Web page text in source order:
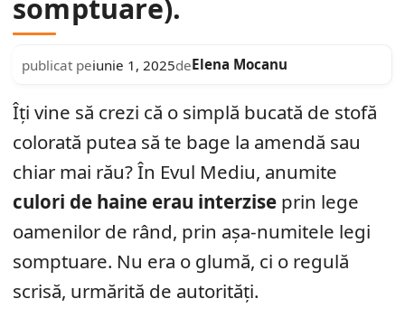
somptuare).
publicat peiunie 1, 2025deElena Mocanu
Îți vine să crezi că o simplă bucată de stofă
colorată putea să te bage la amendă sau
chiar mai rău? În Evul Mediu, anumite
culori de haine erau interzise prin lege
oamenilor de rând, prin așa-numitele legi
somptuare. Nu era o glumă, ci o regulă
scrisă, urmărită de autorități.